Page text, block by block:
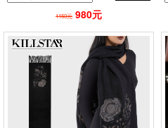
1150元 980元